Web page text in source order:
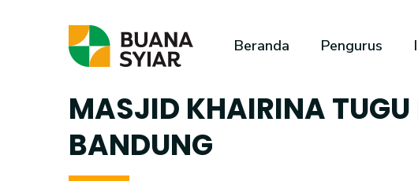
Beranda Pengurus
MASJID KHAIRINA
BANDUNG